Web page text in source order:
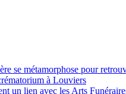
se métamorphose pour
à Louviers
un lien avec les Arts